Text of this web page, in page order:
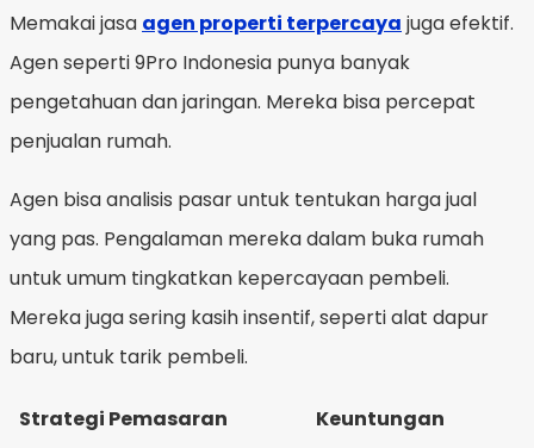
Memakai jasa agen properti terpercaya juga efektif.
Agen seperti 9Pro Indonesia punya banyak
pengetahuan dan jaringan. Mereka bisa percepat
penjualan rumah.
Agen bisa analisis pasar untuk tentukan harga jual
yang pas. Pengalaman mereka dalam buka rumah
untuk umum tingkatkan kepercayaan pembeli.
Mereka juga sering kasih insentif, seperti alat dapur
baru, untuk tarik pembeli.
Strategi Pemasaran Keuntungan